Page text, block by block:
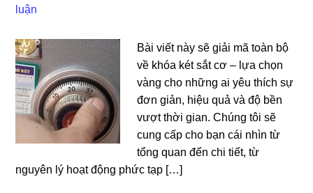
luận
Bài viết này sẽ giải mã toàn bộ
về khóa két sắt cơ – lựa chọn
vàng cho những ai yêu thích sự
đơn giản, hiệu quả và độ bền
vượt thời gian. Chúng tôi sẽ
cung cấp cho bạn cái nhìn từ
tổng quan đến chi tiết, từ
nguyên lý hoạt động phức tạp […]